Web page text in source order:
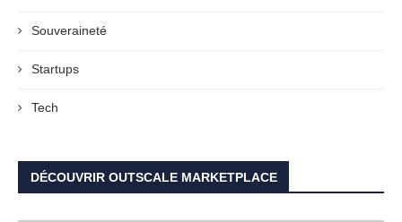
Souveraineté
Startups
Tech
DÉCOUVRIR OUTSCALE MARKETPLACE